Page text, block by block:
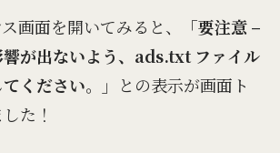
画面を開いてみると、
「要注意 –
が出ないよう、ads.txt ファイル
ください。」
との表示が画面ト
た！